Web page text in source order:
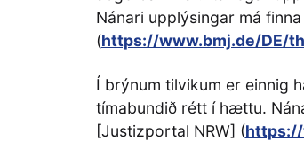
Nánari upplýsingar má
(https://www.bmj.de/DE/
Í brýnum tilvikum er einnig
tímabundið rétt í hættu.
[Justizportal NRW] (